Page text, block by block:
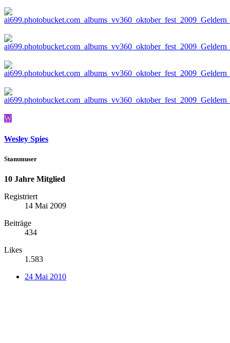
W
Wesley Spies
Stammuser
10 Jahre Mitglied
Registriert
14 Mai 2009
Beiträge
434
Likes
1.583
24 Mai 2010